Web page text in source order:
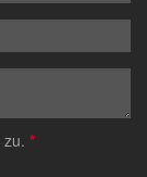
zu. *